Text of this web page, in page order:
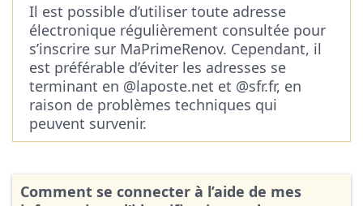
Il est possible d’utiliser toute adresse
électronique régulièrement consultée pour
s’inscrire sur MaPrimeRenov. Cependant, il
est préférable d’éviter les adresses se
terminant en @laposte.net et @sfr.fr, en
raison de problèmes techniques qui
peuvent survenir.
Comment se connecter à l’aide de mes